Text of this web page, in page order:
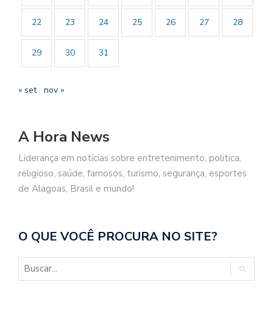
22 23 24 25 26 27 28
29 30 31
« set nov »
A Hora News
Liderança em notícias sobre entretenimento, politica,
religioso, saúde, famosos, turismo, segurança, esportes
de Alagoas, Brasil e mundo!
O QUE VOCÊ PROCURA NO SITE?